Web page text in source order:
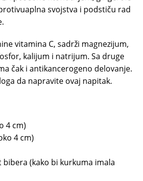
svojstva i podstiču rad
vitamina C, sadrži magnezijum,
kalijum i natrijum. Sa druge
čak i antikancerogeno delovanje.
da napravite ovaj napitak.
4 cm)
4 cm)
bibera (kako bi kurkuma imala